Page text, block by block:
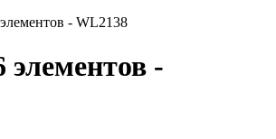
- WL2138
-